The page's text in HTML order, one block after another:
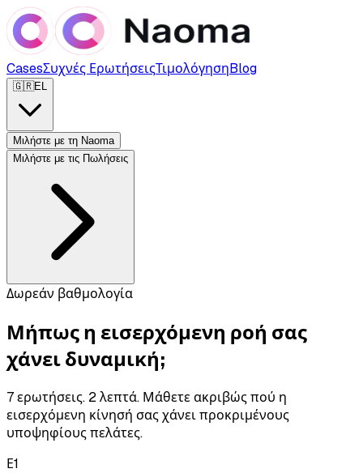
CasesΣυχνές ΕρωτήσειςΤιμολόγησηBlog
🇬🇷EL
Μιλήστε με τη Naoma
Μιλήστε με τις Πωλήσεις
Δωρεάν βαθμολογία
Μήπως η εισερχόμενη ροή σας
χάνει δυναμική;
7 ερωτήσεις. 2 λεπτά. Μάθετε ακριβώς πού η
εισερχόμενη κίνησή σας χάνει προκριμένους
υποψηφίους πελάτες.
Ε1